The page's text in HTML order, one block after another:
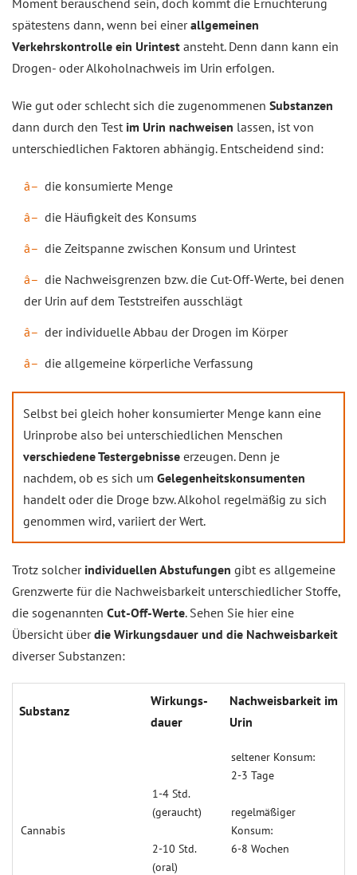
Moment berauschend sein, doch kommt die Ernüchterung
spätestens dann, wenn bei einerallgemeinen
Verkehrskontrolle ein Urintest ansteht. Denn dann kann ein
Drogen- oder Alkoholnachweis im Urin erfolgen.
Wie gut oder schlecht sich die zugenommenen Substanzen
dann durch den Test im Urin nachweisen lassen, ist von
unterschiedlichen Faktoren abhängig. Entscheidend sind:
die konsumierte Menge
die Häufigkeit des Konsums
die Zeitspanne zwischen Konsum und Urintest
die Nachweisgrenzen bzw. die Cut-Off-Werte, bei denen
der Urin auf dem Teststreifen ausschlägt
der individuelle Abbau der Drogen im Körper
die allgemeine körperliche Verfassung
Selbst bei gleich hoher konsumierter Menge kann eine
Urinprobe also bei unterschiedlichen Menschen
verschiedene Testergebnisse erzeugen. Denn je
nachdem, ob es sich um Gelegenheitskonsumenten
handelt oder die Droge bzw. Alkohol regelmäßig zu sich
genommen wird, variiert der Wert.
Trotz solcher individuellen Abstufungen gibt es allgemeine
Grenzwerte für die Nachweisbarkeit unterschiedlicher Stoffe,
die sogenannten Cut-Off-Werte. Sehen Sie hier eine
Übersicht überdie Wirkungsdauer und die Nachweisbarkeit
diverser Substanzen:
Substanz
Wir­kungs­
dauer
Nach­weis­bar­keit im
Urin
Cannabis
1-4 Std.
(geraucht)
2-10 Std.
(oral)
sel­te­ner Kon­sum:
2-3 Ta­ge
regelmäßiger
Konsum:
6-8 Wochen